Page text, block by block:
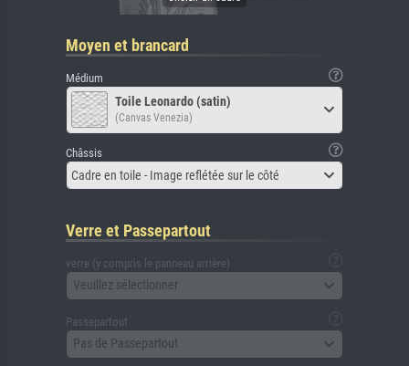
Moyen et brancard
Médium
Toile Leonardo (satin)
(Canvas Venezia)
Châssis
Cadre en toile - Image reflétée sur le côté
Verre et Passepartout
verre (y compris le panneau arrière)
Veuillez sélectionner
Passepartout
Pas de Passepartout